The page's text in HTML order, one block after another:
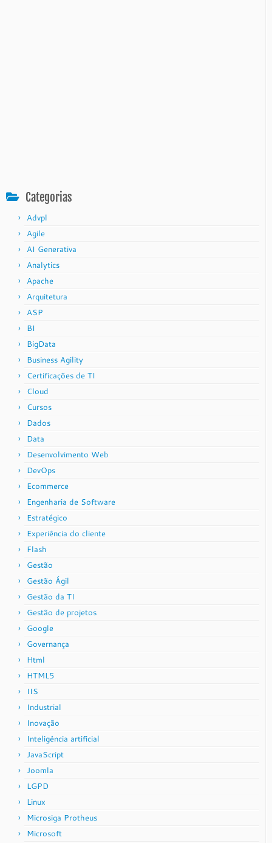
Categorias
Advpl
Agile
AI Generativa
Analytics
Apache
Arquitetura
ASP
BI
BigData
Business Agility
Certificações de TI
Cloud
Cursos
Dados
Data
Desenvolvimento Web
DevOps
Ecommerce
Engenharia de Software
Estratégico
Experiência do cliente
Flash
Gestão
Gestão Ágil
Gestão da TI
Gestão de projetos
Google
Governança
Html
HTML5
IIS
Industrial
Inovação
Inteligência artificial
JavaScript
Joomla
LGPD
Linux
Microsiga Protheus
Microsoft